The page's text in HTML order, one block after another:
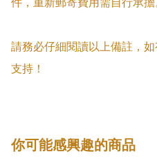
請務必仔細閱讀以上備註，
支持！
你可能感興趣的商品